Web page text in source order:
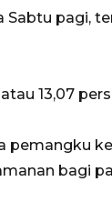
Sabtu pagi,
13,07
pemangku
bagi
Ibu Kota